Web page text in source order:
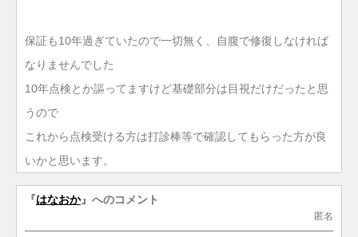
保証も10年過ぎていたので一切無く、自腹で修復しなければ
なりませんでした
10年点検とか謳ってますけど基礎部分は目視だけだったと思
うので
これから点検受ける方は打診棒等で確認してもらった方が良
いかと思います。
『はなおか』へのコメント
匿名